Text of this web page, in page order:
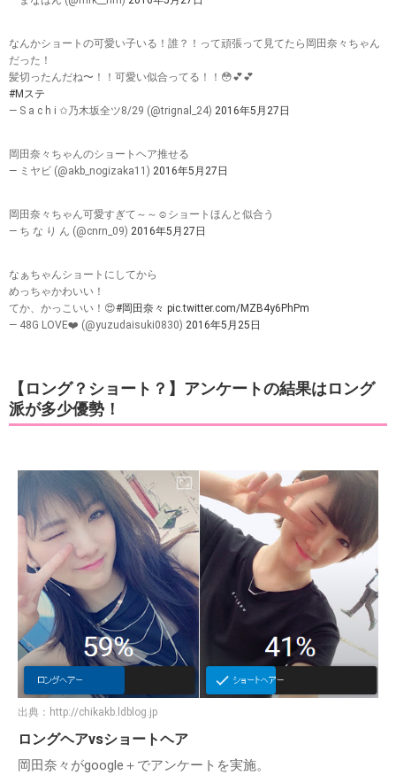
なんかショートの可愛い子いる！誰？！って頑張って見てたら岡田奈々ちゃん
だった！
髪切ったんだね〜！！可愛い似合ってる！！😳💕💕
#Mステ
— S a c h i ✩乃木坂全ツ8/29 (@trignal_24) 2016年5月27日
岡田奈々ちゃんのショートヘア推せる
— ミヤビ (@akb_nogizaka11) 2016年5月27日
岡田奈々ちゃん可愛すぎて～～☺️ショートほんと似合う
— ち な り ん (@cnrn_09) 2016年5月27日
なぁちゃんショートにしてから
めっちゃかわいい！
てか、かっこいい！😍#岡田奈々 pic.twitter.com/MZB4y6PhPm
— 48G LOVE❤️ (@yuzudaisuki0830) 2016年5月25日
【ロング？ショート？】アンケートの結果はロング
派が多少優勢！
出典： http://chikakb.ldblog.jp
ロングヘアvsショートヘア
岡田奈々がgoogle＋でアンケートを実施。